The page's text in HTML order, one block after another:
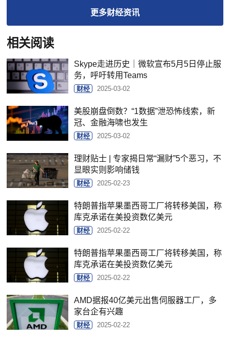
更多财经资讯
相关阅读
Skype走进历史｜微软宣布5月5日停止服
务，呼吁转用Teams
财经 2025-03-02
美股崩盘倒数？“1数据”泄恐怖线索，新
冠、金融海啸也发生
财经 2025-03-02
理财贴士 | 专家揭日常“漏财”5个恶习，不
显眼实则影响储钱
财经 2025-02-23
特朗普指苹果墨西哥工厂将转移美国，称
库克承诺在美投资数亿美元
财经 2025-02-22
特朗普指苹果墨西哥工厂将转移美国，称
库克承诺在美投资数亿美元
财经 2025-02-22
AMD据报40亿美元出售伺服器工厂，多
家台企有兴趣
财经 2025-02-22